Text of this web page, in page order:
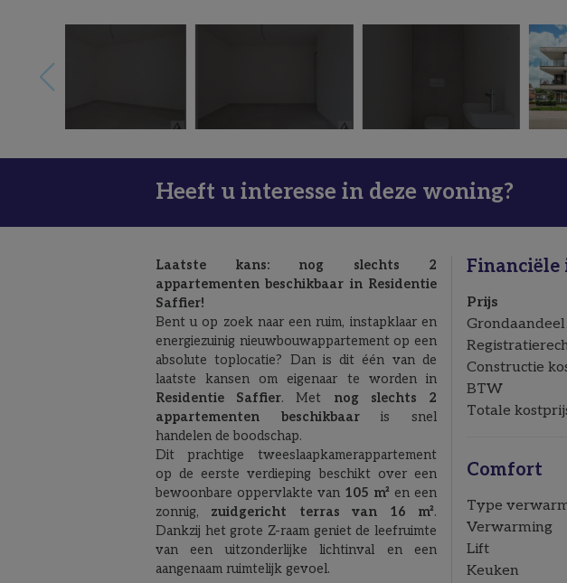
Heeft u interesse in deze woning?
Laatste kans: nog slechts 2
appartementen beschikbaar in Residentie
Saffier!
Bent u op zoek naar een ruim, instapklaar en
energiezuinig nieuwbouwappartement op een
absolute toplocatie? Dan is dit één van de
laatste kansen om eigenaar te worden in
Residentie Saffier. Met nog slechts 2
appartementen beschikbaaris snel
handelen de boodschap.
Dit prachtige tweeslaapkamerappartement
op de eerste verdieping beschikt over een
bewoonbare oppervlakte van 105 m² en een
zonnig, zuidgericht terras van 16 m².
Dankzij het grote Z-raam geniet de leefruimte
van een uitzonderlijke lichtinval en een
aangenaam ruimtelijk gevoel.
Prijs
Grondaandeel
Constructie
BTW
Totale
Comfort
Type
Verwarming
Lift
Keuken